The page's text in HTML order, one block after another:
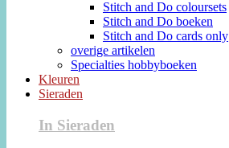
Stitch and Do coloursets
Stitch and Do boeken
Stitch and Do cards only
overige artikelen
Specialties hobbyboeken
Kleuren
Sieraden
In Sieraden